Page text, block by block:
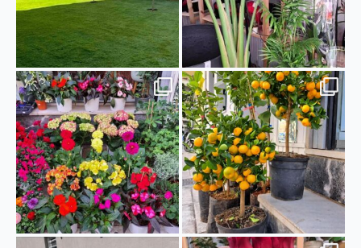
🪻🌷Καλωσορίζουμε την άνοιξη με
φυτά εξωτερικού...
26 0
🍊Καλαμοντίν (Citrus mitis)
Το Καλαμοντίν,...
27 0